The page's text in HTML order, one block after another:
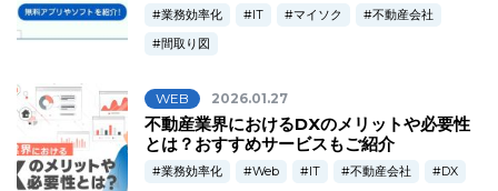
業務効率化 IT マイソク
不動産会社
間取り図
WEB 2026.01.27
不動産業界におけるDXのメリットや必要性
とは？おすすめサービスもご紹介
業務効率化 Web IT 不動産会社 DX